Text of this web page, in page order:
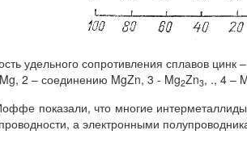
удельного сопротивления сплавов цинк
2 – соединению MgZn, 3 - Mg2Zn3, ., 4 –
показали, что многие
а электронными